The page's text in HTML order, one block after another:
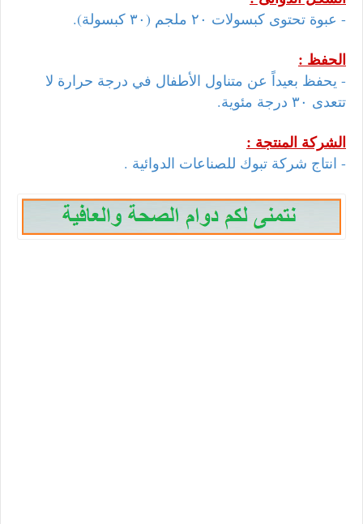
- عبوة تحتوى كبسولات ٢٠ ملجم (٣٠ كبسولة).
الحفظ :
- يحفظ بعيداً عن متناول الأطفال في درجة حرارة لا
تتعدى ٣٠ درجة مئوية.
الشركة المنتجة :
- انتاج شركة تبوك للصناعات الدوائية .